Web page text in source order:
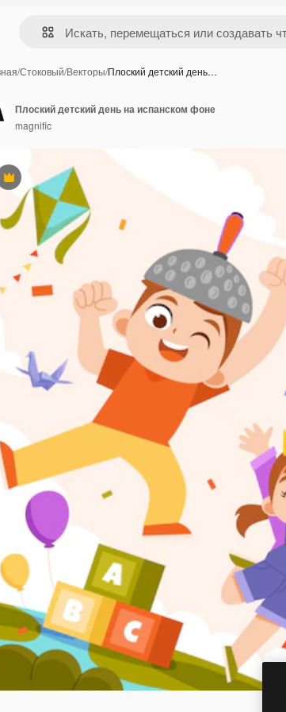
/Стоковый/Векторы/Плоский детский день…
Премиум
Плоский детский день на испанском фоне
magnific